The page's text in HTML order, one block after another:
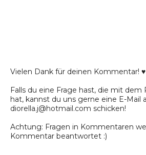
Vielen Dank für deinen Kommentar! ♥
Falls du eine Frage hast, die mit
hat, kannst du uns gerne eine E-Mail
diorella.j@hotmail.com schicken!
Achtung: Fragen in Kommentaren
Kommentar beantwortet :)